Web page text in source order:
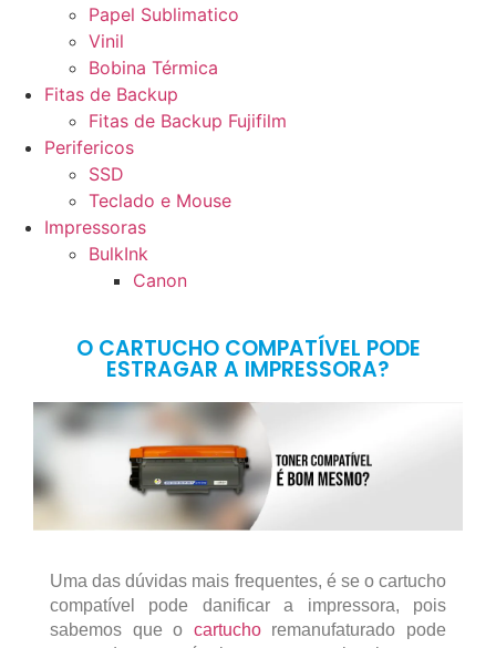
Papel Sublimatico
Vinil
Bobina Térmica
Fitas de Backup
Fitas de Backup Fujifilm
Perifericos
SSD
Teclado e Mouse
Impressoras
BulkInk
Canon
O CARTUCHO COMPATÍVEL PODE
ESTRAGAR A IMPRESSORA?
Uma das dúvidas mais frequentes, é se o cartucho
compatível pode danificar a impressora, pois
sabemos que o cartuchoremanufaturado pode